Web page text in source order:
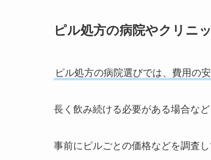
ピル処方の病院やクリニ
ピル処方の病院選びでは、費用の
長く飲み続ける必要がある場合な
事前にピルごとの価格などを調査